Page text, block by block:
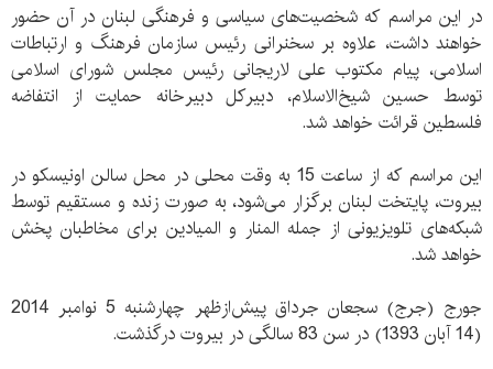
در این مراسم كه شخصیت‌های سیاسی و فرهنگی لبنان در آن حضور
خواهند داشت، علاوه بر سخنرانی رئیس سازمان فرهنگ و ارتباطات
اسلامی، پیام مكتوب علی لاریجانی رئیس مجلس شورای اسلامی
توسط حسین شیخ‌الاسلام، دبیرکل دبیرخانه حمایت از انتفاضه
فلسطین قرائت خواهد شد.
این مراسم كه از ساعت 15 به وقت محلی در محل سالن اونیسكو در
بیروت، پایتخت لبنان برگزار می‌شود، به صورت زنده و مستقیم توسط
شبكه‌های تلویزیونی از جمله المنار و المیادین برای مخاطبان پخش
خواهد شد.
جورج (جرج) سجعان جرداق پیش‌ازظهر چهارشنبه 5 نوامبر 2014
(14 آبان 1393) در سن 83 سالگی در بیروت درگذشت.